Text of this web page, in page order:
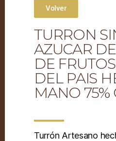
Volver
TURRON
AZUCAR
DE
DEL PAIS
MANO 75%
Turrón Artesano